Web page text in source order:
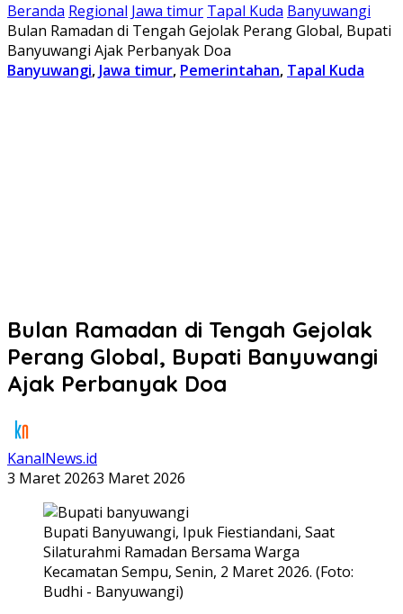
Beranda Regional Jawa timur Tapal Kuda Banyuwangi
Bulan Ramadan di Tengah Gejolak Perang Global, Bupati
Banyuwangi Ajak Perbanyak Doa
Banyuwangi, Jawa timur, Pemerintahan, Tapal Kuda
Bulan Ramadan di Tengah Gejolak
Perang Global, Bupati Banyuwangi
Ajak Perbanyak Doa
KanalNews.id
3 Maret 20263 Maret 2026
Bupati Banyuwangi, Ipuk Fiestiandani, Saat
Silaturahmi Ramadan Bersama Warga
Kecamatan Sempu, Senin, 2 Maret 2026. (Foto:
Budhi - Banyuwangi)